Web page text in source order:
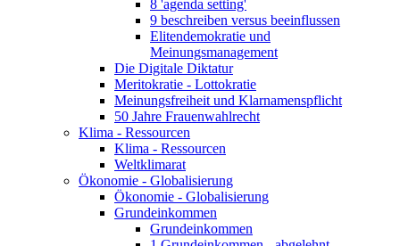
8 'agenda setting'
9 beschreiben versus beeinflussen
Elitendemokratie und
Meinungsmanagement
Die Digitale Diktatur
Meritokratie - Lottokratie
Meinungsfreiheit und Klarnamenspflicht
50 Jahre Frauenwahlrecht
Klima - Ressourcen
Klima - Ressourcen
Weltklimarat
Ökonomie - Globalisierung
Ökonomie - Globalisierung
Grundeinkommen
Grundeinkommen